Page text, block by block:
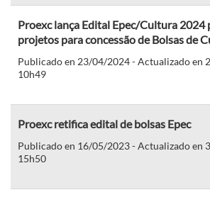
Proexc lança Edital Epec/Cultura 2024
projetos para concessão de Bolsas de
Publicado en 23/04/2024 - Actualizado en
10h49
Proexc retifica edital de bolsas Epec
Publicado en 16/05/2023 - Actualizado en
15h50